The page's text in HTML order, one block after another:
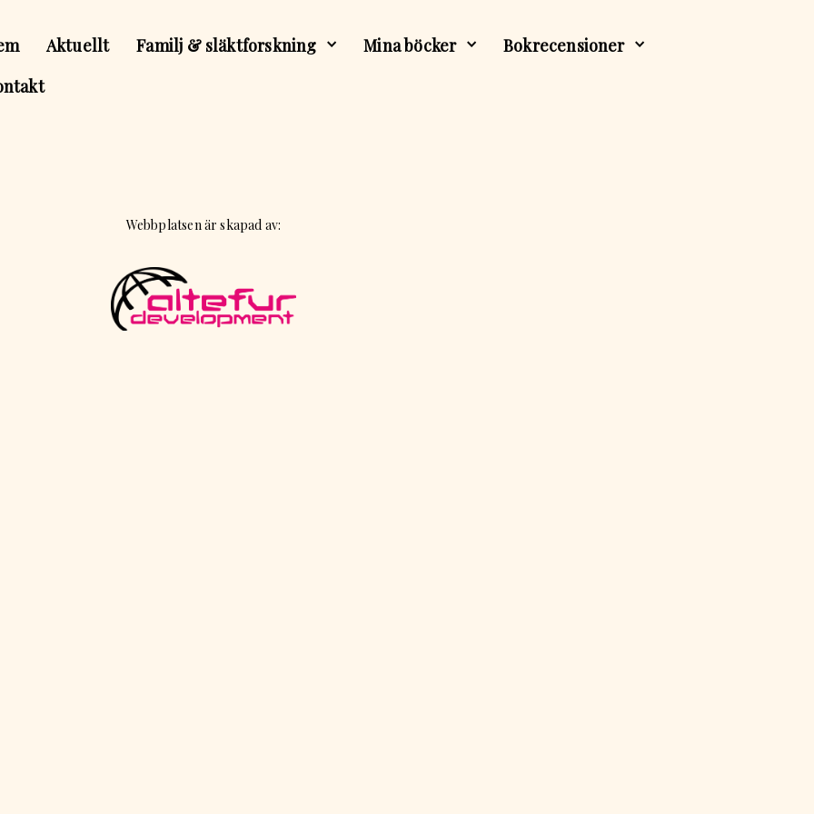
Aktuellt Familj & släktforskning Mina böcker
Bokrecensioner
Webbplatsen är skapad av: